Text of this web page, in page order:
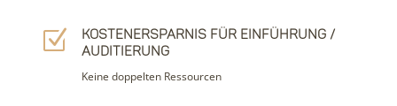
Z
Kostenersparnis für Einführung /
Auditierung
Keine doppelten Ressourcen